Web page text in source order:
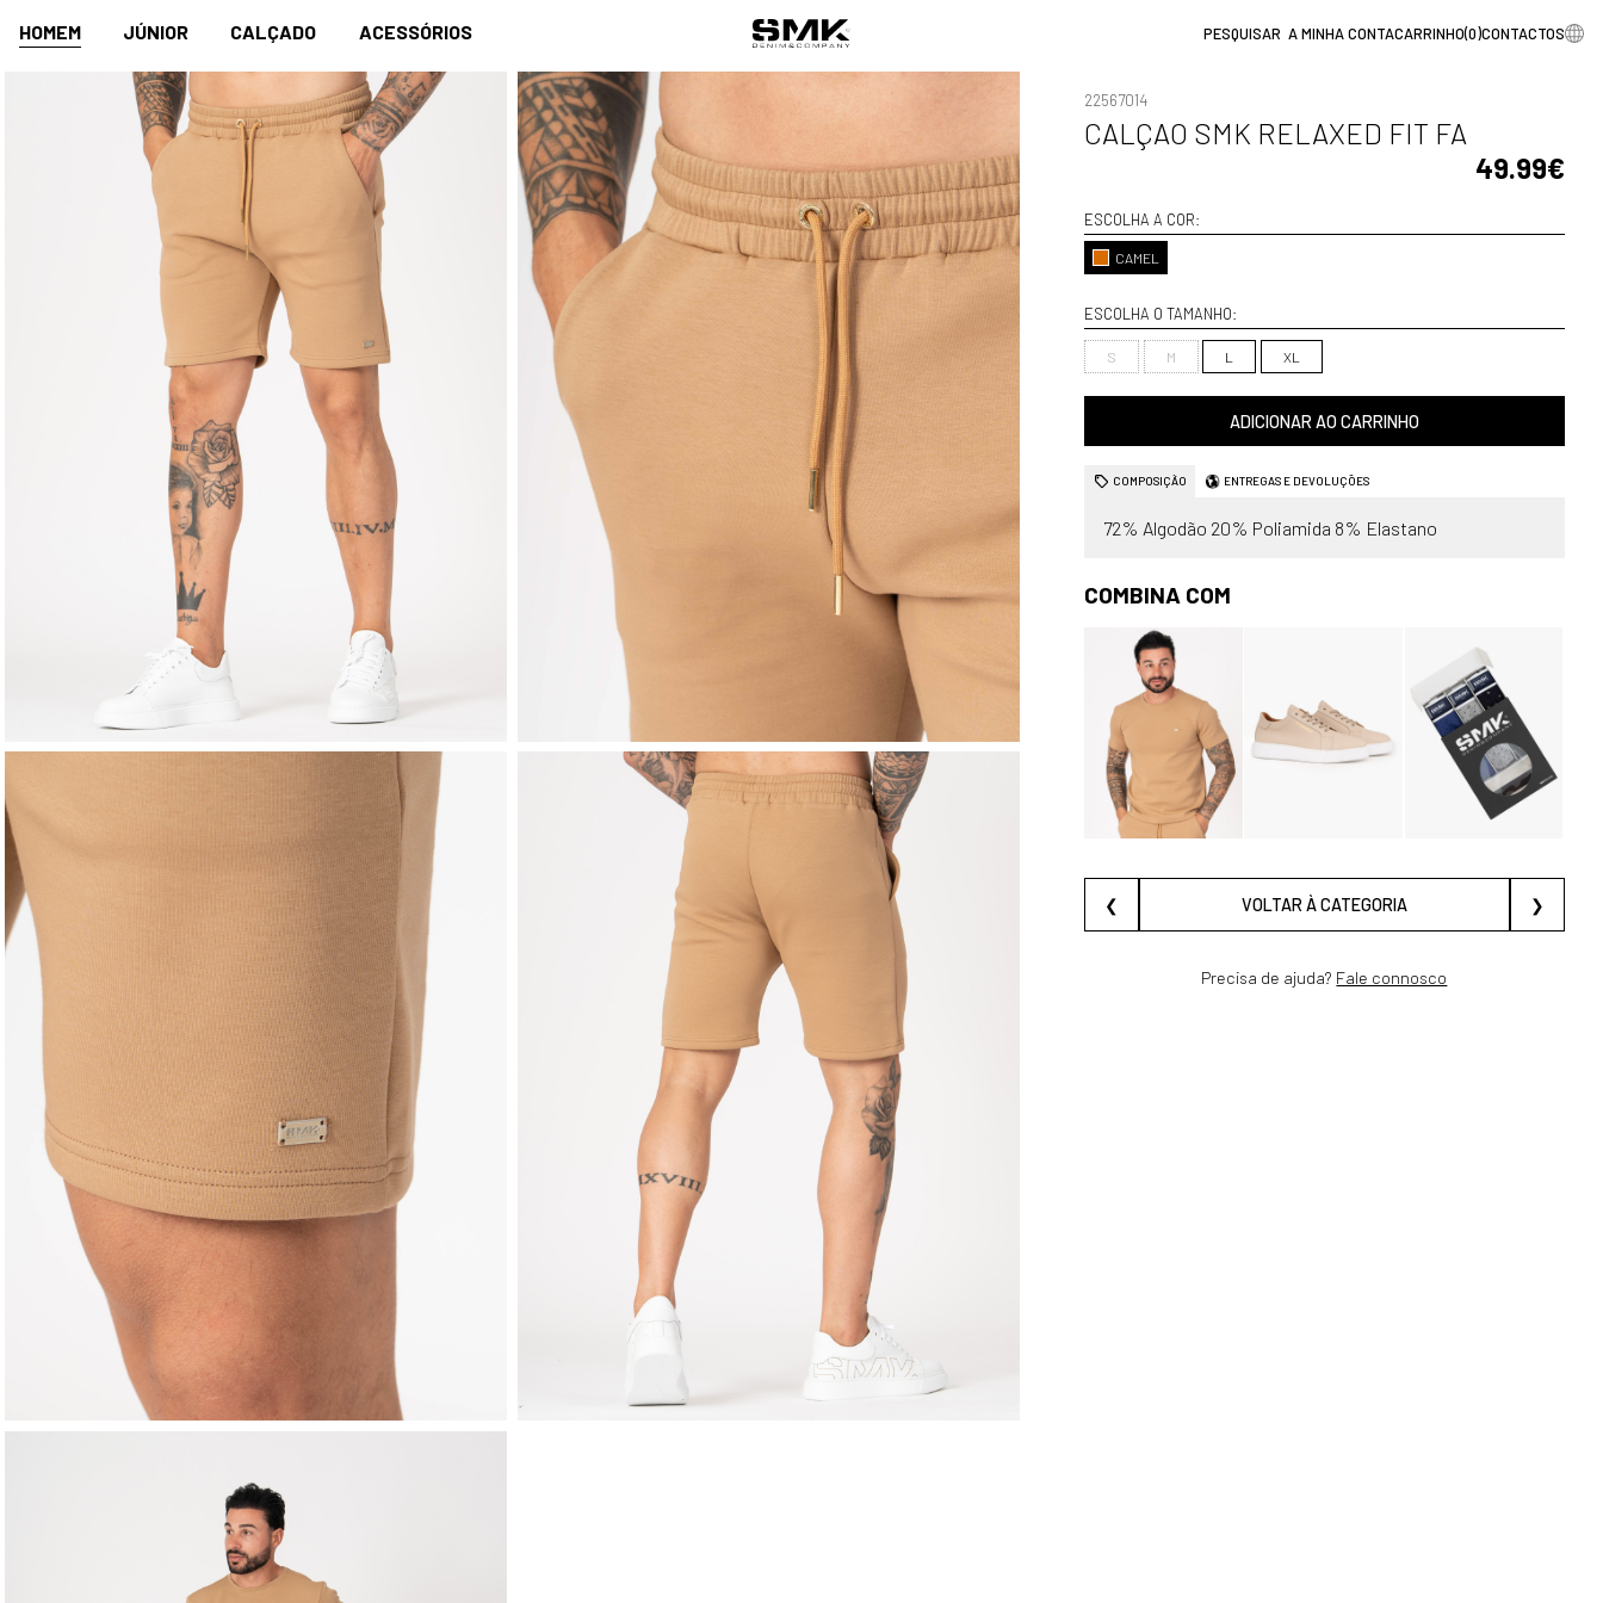
HOMEM JÚNIOR CALÇADO ACESSÓRIOS A MINHA CONTACARRINHO(0)CONTACTOS
22567014
CALÇAO SMK RELAXED FIT FA
49.99€
ESCOLHA A COR:
CAMEL
ESCOLHA O TAMANHO:
S M L XL
ADICIONAR AO CARRINHO
COMPOSIÇÃO ENTREGAS E DEVOLUÇÕES
72% Algodão 20% Poliamida 8% Elastano
COMBINA COM
❮ VOLTAR À CATEGORIA ❯
Precisa de ajuda? Fale connosco